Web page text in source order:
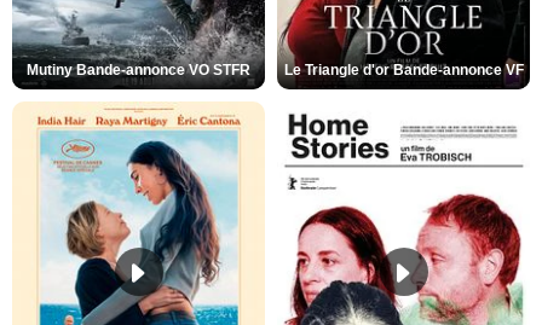
Mutiny Bande-annonce VO STFR Le Triangle d'or Bande-annonce VF